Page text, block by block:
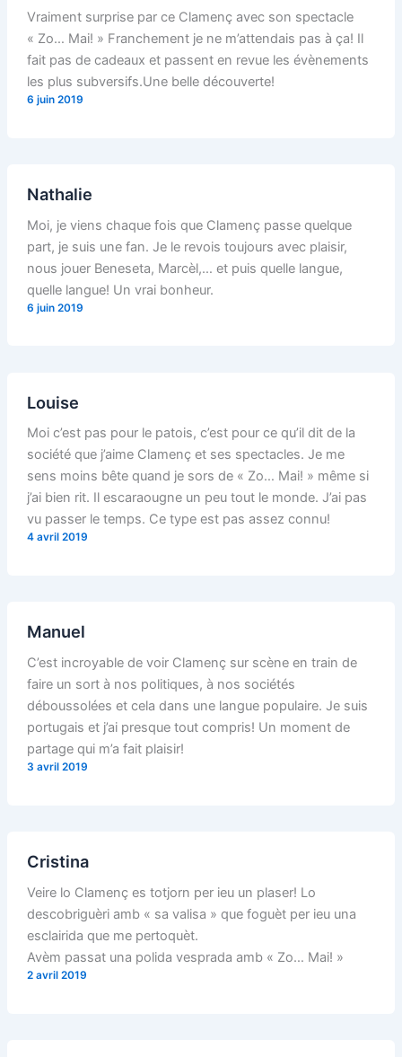
Vraiment surprise par ce Clamenç avec son spectacle
« Zo… Mai! » Franchement je ne m’attendais pas à ça! Il
fait pas de cadeaux et passent en revue les évènements
les plus subversifs.Une belle découverte!
6 juin 2019
Nathalie
Moi, je viens chaque fois que Clamenç passe quelque
part, je suis une fan. Je le revois toujours avec plaisir,
nous jouer Beneseta, Marcèl,… et puis quelle langue,
quelle langue! Un vrai bonheur.
6 juin 2019
Louise
Moi c’est pas pour le patois, c’est pour ce qu’il dit de la
société que j’aime Clamenç et ses spectacles. Je me
sens moins bête quand je sors de « Zo… Mai! » même si
j’ai bien rit. Il escaraougne un peu tout le monde. J’ai pas
vu passer le temps. Ce type est pas assez connu!
4 avril 2019
Manuel
C’est incroyable de voir Clamenç sur scène en train de
faire un sort à nos politiques, à nos sociétés
déboussolées et cela dans une langue populaire. Je suis
portugais et j’ai presque tout compris! Un moment de
partage qui m’a fait plaisir!
3 avril 2019
Cristina
Veire lo Clamenç es totjorn per ieu un plaser! Lo
descobriguèri amb « sa valisa » que foguèt per ieu una
esclairida que me pertoquèt.
Avèm passat una polida vesprada amb « Zo… Mai! »
2 avril 2019